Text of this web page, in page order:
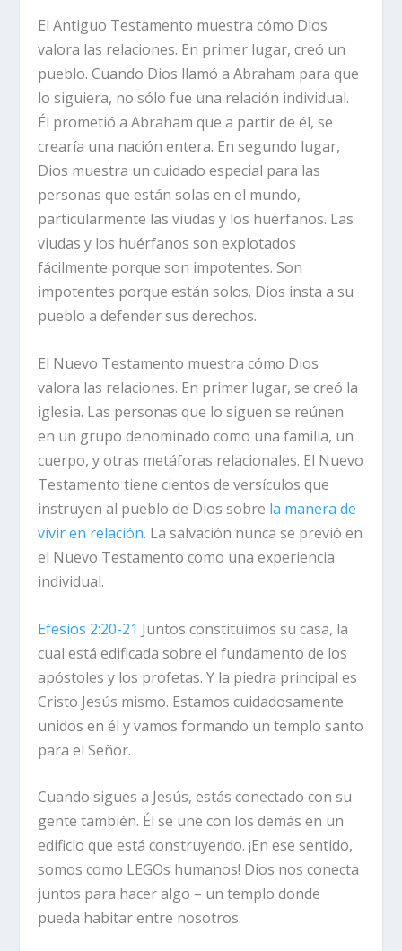
El Antiguo Testamento muestra cómo Dios
valora las relaciones. En primer lugar, creó un
pueblo. Cuando Dios llamó a Abraham para que
lo siguiera, no sólo fue una relación individual.
Él prometió a Abraham que a partir de él, se
crearía una nación entera. En segundo lugar,
Dios muestra un cuidado especial para las
personas que están solas en el mundo,
particularmente las viudas y los huérfanos. Las
viudas y los huérfanos son explotados
fácilmente porque son impotentes. Son
impotentes porque están solos. Dios insta a su
pueblo a defender sus derechos.
El Nuevo Testamento muestra cómo Dios
valora las relaciones. En primer lugar, se creó la
iglesia. Las personas que lo siguen se reúnen
en un grupo denominado como una familia, un
cuerpo, y otras metáforas relacionales. El Nuevo
Testamento tiene cientos de versículos que
instruyen al pueblo de Dios sobre la manera de
vivir en relación. La salvación nunca se previó en
el Nuevo Testamento como una experiencia
individual.
Efesios 2:20-21 Juntos constituimos su casa, la
cual está edificada sobre el fundamento de los
apóstoles y los profetas. Y la piedra principal es
Cristo Jesús mismo. Estamos cuidadosamente
unidos en él y vamos formando un templo santo
para el Señor.
Cuando sigues a Jesús, estás conectado con su
gente también. Él se une con los demás en un
edificio que está construyendo. ¡En ese sentido,
somos como LEGOs humanos! Dios nos conecta
juntos para hacer algo – un templo donde
pueda habitar entre nosotros.